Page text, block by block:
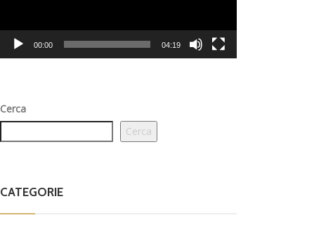
00:00 04:19
Cerca
Cerca
CATEGORIE